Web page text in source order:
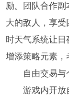
励。团队合作
大的敌人，享
时天气系统让
增添策略元素，
自由交易与
游戏内开放